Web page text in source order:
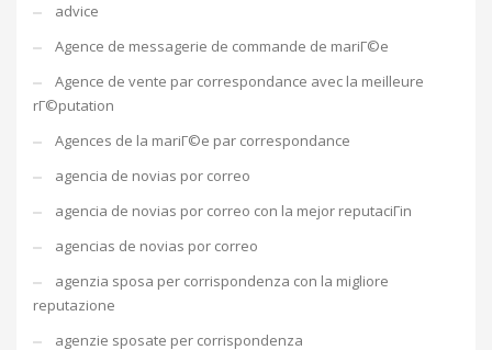
advice
Agence de messagerie de commande de mariГ©e
Agence de vente par correspondance avec la meilleure
rГ©putation
Agences de la mariГ©e par correspondance
agencia de novias por correo
agencia de novias por correo con la mejor reputaciГіn
agencias de novias por correo
agenzia sposa per corrispondenza con la migliore
reputazione
agenzie sposate per corrispondenza